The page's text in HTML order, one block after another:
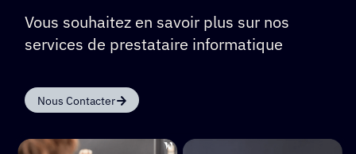
Vous souhaitez en savoir plus sur nos
services de prestataire informatique
Nous Contacter